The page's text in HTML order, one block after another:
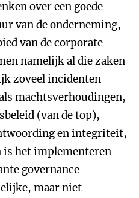
over een goede
van de onderneming,
van de corporate
namelijk al die zaken
zoveel incidenten
machtsverhoudingen,
(van de top),
en integriteit,
het implementeren
governance
maar niet